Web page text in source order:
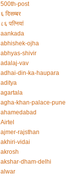
500th-post
६ दिसम्बर
८६ पत्नियां
aankada
abhishek-ojha
abhyas-shivir
adalaj-vav
adhai-din-ka-haupara
aditya
agartala
agha-khan-palace-pune
ahamedabad
Airtel
ajmer-rajsthan
akhiri-vidai
akrosh
akshar-dham-delhi
alwar